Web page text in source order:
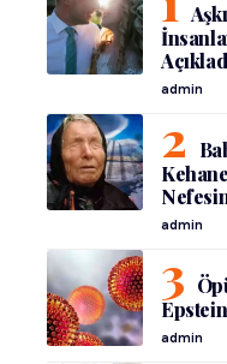
admin
admin
admin